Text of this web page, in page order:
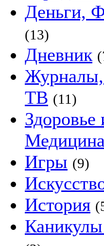
Деньги,
(13)
Дневник
ТВ (11)
Здоровье
Медицина
Игры (9)
История